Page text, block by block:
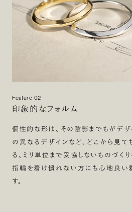
Feature 02
印象的なフォルム
個性的な形は、その陰影までもがデ
の異なるデザインなど、どこから見
る、ミリ単位まで妥協しないものづくり
指輪を着け慣れない方にも心地良い
す。